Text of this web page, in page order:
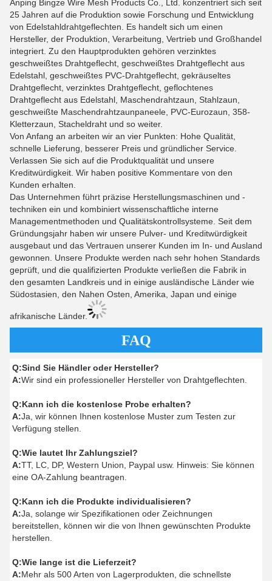
Anping Bingze Wire Mesh Products Co., Ltd. konzentriert sich seit
25 Jahren auf die Produktion sowie Forschung und Entwicklung
von Edelstahldrahtgeflechten. Es handelt sich um einen
Hersteller, der Produktion, Verarbeitung, Vertrieb und Großhandel
integriert. Zu den Hauptprodukten gehören verzinktes
geschweißtes Drahtgeflecht, geschweißtes Drahtgeflecht aus
Edelstahl, geschweißtes PVC-Drahtgeflecht, gekräuseltes
Drahtgeflecht, verzinktes Drahtgeflecht, geflochtenes
Drahtgeflecht aus Edelstahl, Maschendrahtzaun, Stahlzaun,
geschweißte Maschendrahtzaunpaneele, PVC-Eurozaun, 358-
Kletterzaun, Stacheldraht und so weiter.
Von Anfang an arbeiten wir an vier Punkten: Hohe Qualität,
schnelle Lieferung, besserer Preis und gründlicher Service.
Verlassen Sie sich auf die Produktqualität und unsere
Kreditwürdigkeit. Wir haben positive Kommentare von den
Kunden erhalten.
Das Unternehmen führt präzise Herstellungsmaschinen und -
techniken ein und kombiniert wissenschaftliche interne
Managementmethoden und Qualitätskontrollsysteme. Seit dem
Gründungsjahr haben wir unsere Pulver- und Kreditwürdigkeit
ausgebaut und das Vertrauen unserer Kunden im In- und Ausland
gewonnen. Unsere Produkte werden nach sehr hohen Standards
geprüft, und die qualifizierten Produkte verließen die Fabrik in
den gesamten Landkreis und in einige ausländische Länder wie
Südostasien, den Nahen Osten, Amerika, Japan und einige
afrikanische Länder.
FAQ
Q:Sind Sie Händler oder Hersteller?
A:Wir sind ein professioneller Hersteller von Drahtgeflechten.
Q:Kann ich die kostenlose Probe erhalten?
A:Ja, wir können Ihnen kostenlose Muster zum Testen zur
Verfügung stellen.
Q:Wie lautet Ihr Zahlungsziel?
A:TT, LC, DP, Western Union, Paypal usw. Hinweis: Sie können
eine OA-Zahlung beantragen.
Q:Kann ich die Produkte individualisieren?
A:Ja, solange wir Spezifikationen oder Zeichnungen
bereitstellen, können wir die von Ihnen gewünschten Produkte
herstellen.
Q:Wie lange ist die Lieferzeit?
A:Mehr als 500 Arten von Lagerprodukten, die schnellste